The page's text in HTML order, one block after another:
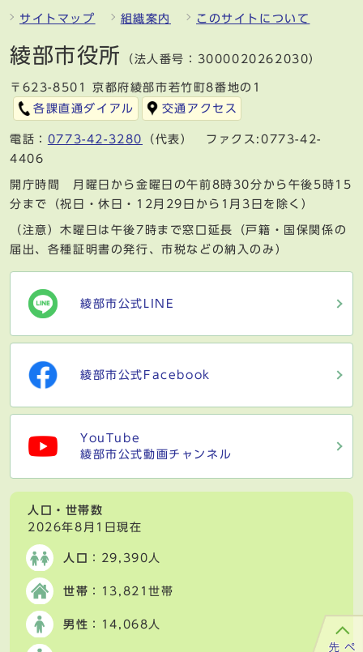
サイトマップ 組織案内 このサイトについて
綾部市役所 （法人番号：3000020262030）
〒623-8501 京都府綾部市若竹町8番地の1
各課直通ダイアル
交通アクセス
電話： 0773-42-3280
（代表） ファクス:0773-42-
4406
開庁時間 月曜日から金曜日の午前8時30分から午後5時15
分まで（祝日・休日・12月29日から1月3日を除く）
（注意）木曜日は午後7時まで窓口延長（戸籍・国保関係の
届出、各種証明書の発行、市税などの納入のみ）
綾部市公式LINE
綾部市公式Facebook
YouTube
綾部市公式動画チャンネル
人口・世帯数
2026年8月1日現在
人口 ：29,390人
世帯 ：13,821世帯
男性 ：14,068人